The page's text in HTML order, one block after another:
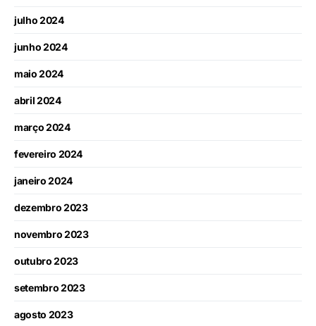
julho 2024
junho 2024
maio 2024
abril 2024
março 2024
fevereiro 2024
janeiro 2024
dezembro 2023
novembro 2023
outubro 2023
setembro 2023
agosto 2023